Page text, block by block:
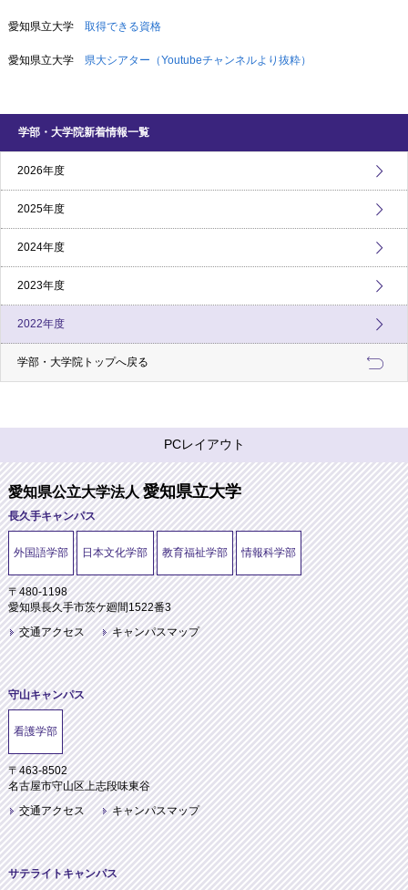
愛知県立大学 取得できる資格
愛知県立大学 県大シアター（Youtubeチャンネルより抜粋）
学部・大学院新着情報一覧
2026年度
2025年度
2024年度
2023年度
2022年度
学部・大学院トップへ戻る
PCレイアウト
愛知県公立大学法人愛知県立大学
長久手キャンパス
外国語学部 日本文化学部 教育福祉学部 情報科学部
〒480-1198
愛知県長久手市茨ケ廻間1522番3
交通アクセス
キャンパスマップ
守山キャンパス
看護学部
〒463-8502
名古屋市守山区上志段味東谷
交通アクセス
キャンパスマップ
サテライトキャンパス